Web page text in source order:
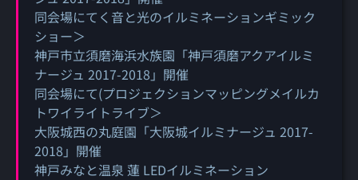
同会場にてく音と光のイルミネーションギミック
ショー＞
神戸市立須磨海浜水族園「神戸須磨アクアイルミ
ナージュ 2017-2018」開催
同会場にて(プロジェクションマッピングメイルカ
トワイライトライブ＞
大阪城西の丸庭園「大阪城イルミナージュ 2017-
2018」開催
神戸みなと温泉 蓮 LEDイルミネーション